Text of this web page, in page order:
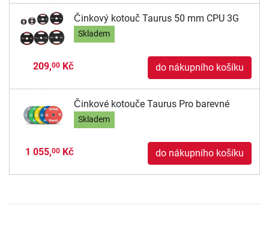
Činkový kotouč Taurus 50 mm CPU 3G
Skladem
209,00Kč do nákupního košíku
Činkové kotouče Taurus Pro barevné
Skladem
1 055,00Kč do nákupního košíku